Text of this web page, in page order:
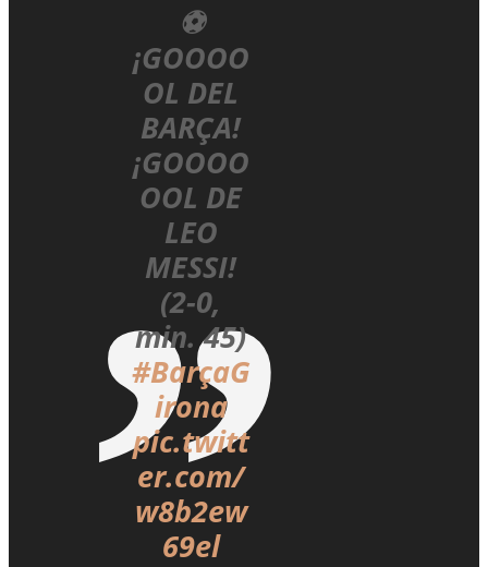
⚽
¡GOOOO
OL DEL
BARÇA!
¡GOOOO
OOL DE
LEO
MESSI!
(2-0,
min. 45)
#BarçaG
irona
pic.twitt
er.com/
w8b2ew
69el